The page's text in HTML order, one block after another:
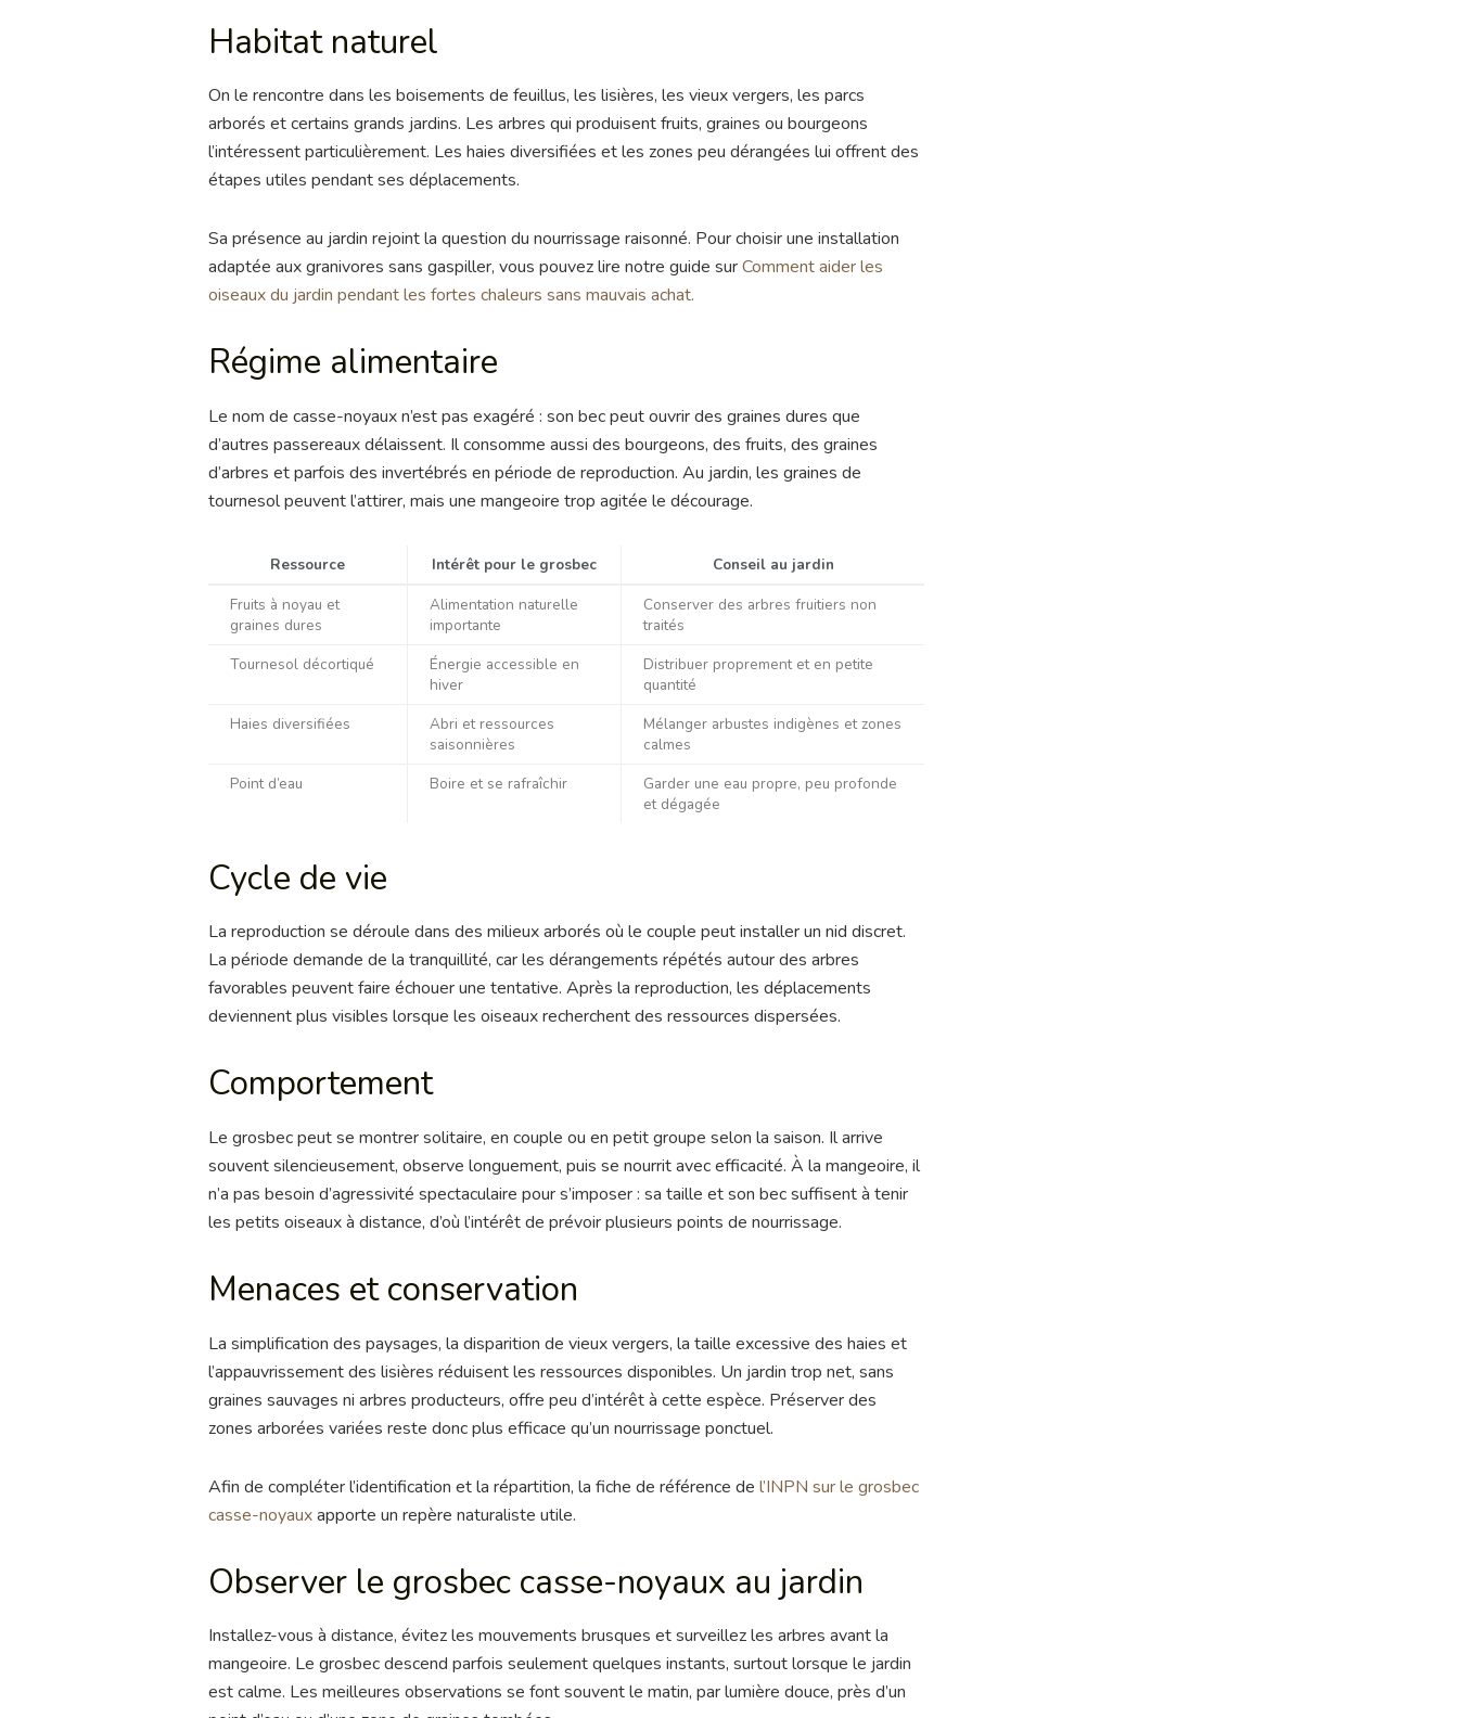
Habitat naturel
On le rencontre dans les boisements de feuillus, les lisières, les vieux vergers, les parcs
arborés et certains grands jardins. Les arbres qui produisent fruits, graines ou bourgeons
l’intéressent particulièrement. Les haies diversifiées et les zones peu dérangées lui offrent des
étapes utiles pendant ses déplacements.
Sa présence au jardin rejoint la question du nourrissage raisonné. Pour choisir une installation
adaptée aux granivores sans gaspiller, vous pouvez lire notre guide surComment aider les
oiseaux du jardin pendant les fortes chaleurs sans mauvais achat.
Régime alimentaire
Le nom de casse-noyaux n’est pas exagéré : son bec peut ouvrir des graines dures que
d’autres passereaux délaissent. Il consomme aussi des bourgeons, des fruits, des graines
d’arbres et parfois des invertébrés en période de reproduction. Au jardin, les graines de
tournesol peuvent l’attirer, mais une mangeoire trop agitée le décourage.
Ressource Intérêt pour le grosbec
Conseil au jardin
Fruits à noyau et
graines dures
Alimentation naturelle
importante
Conserver des arbres fruitiers non
traités
Tournesol décortiqué
Énergie accessible en
hiver
Distribuer proprement et en petite
quantité
Haies diversifiées
Abri et ressources
saisonnières
Mélanger arbustes indigènes et zones
calmes
Point d’eau
Boire et se rafraîchir
Garder une eau propre, peu profonde
et dégagée
Cycle de vie
La reproduction se déroule dans des milieux arborés où le couple peut installer un nid discret.
La période demande de la tranquillité, car les dérangements répétés autour des arbres
favorables peuvent faire échouer une tentative. Après la reproduction, les déplacements
deviennent plus visibles lorsque les oiseaux recherchent des ressources dispersées.
Comportement
Le grosbec peut se montrer solitaire, en couple ou en petit groupe selon la saison. Il arrive
souvent silencieusement, observe longuement, puis se nourrit avec efficacité. À la mangeoire, il
n’a pas besoin d’agressivité spectaculaire pour s’imposer : sa taille et son bec suffisent à tenir
les petits oiseaux à distance, d’où l’intérêt de prévoir plusieurs points de nourrissage.
Menaces et conservation
La simplification des paysages, la disparition de vieux vergers, la taille excessive des haies et
l’appauvrissement des lisières réduisent les ressources disponibles. Un jardin trop net, sans
graines sauvages ni arbres producteurs, offre peu d’intérêt à cette espèce. Préserver des
zones arborées variées reste donc plus efficace qu’un nourrissage ponctuel.
Afin de compléter l’identification et la répartition, la fiche de référence de l’INPN sur le grosbec
casse-noyauxapporte un repère naturaliste utile.
Observer le grosbec casse-noyaux au jardin
Installez-vous à distance, évitez les mouvements brusques et surveillez les arbres avant la
mangeoire. Le grosbec descend parfois seulement quelques instants, surtout lorsque le jardin
est calme. Les meilleures observations se font souvent le matin, par lumière douce, près d’un